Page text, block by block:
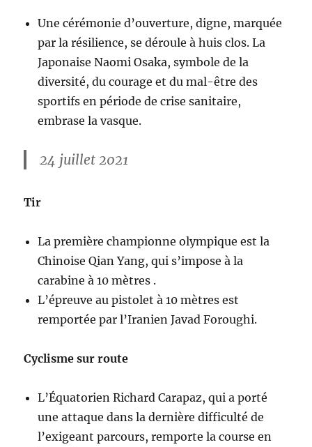
Une cérémonie d’ouverture, digne, marquée
par la résilience, se déroule à huis clos. La
Japonaise Naomi Osaka, symbole de la
diversité, du courage et du mal-être des
sportifs en période de crise sanitaire,
embrase la vasque.
24 juillet 2021
Tir
La première championne olympique est la
Chinoise Qian Yang, qui s’impose à la
carabine à 10 mètres .
L’épreuve au pistolet à 10 mètres est
remportée par l’Iranien Javad Foroughi.
Cyclisme sur route
L’Équatorien Richard Carapaz, qui a porté
une attaque dans la dernière difficulté de
l’exigeant parcours, remporte la course en